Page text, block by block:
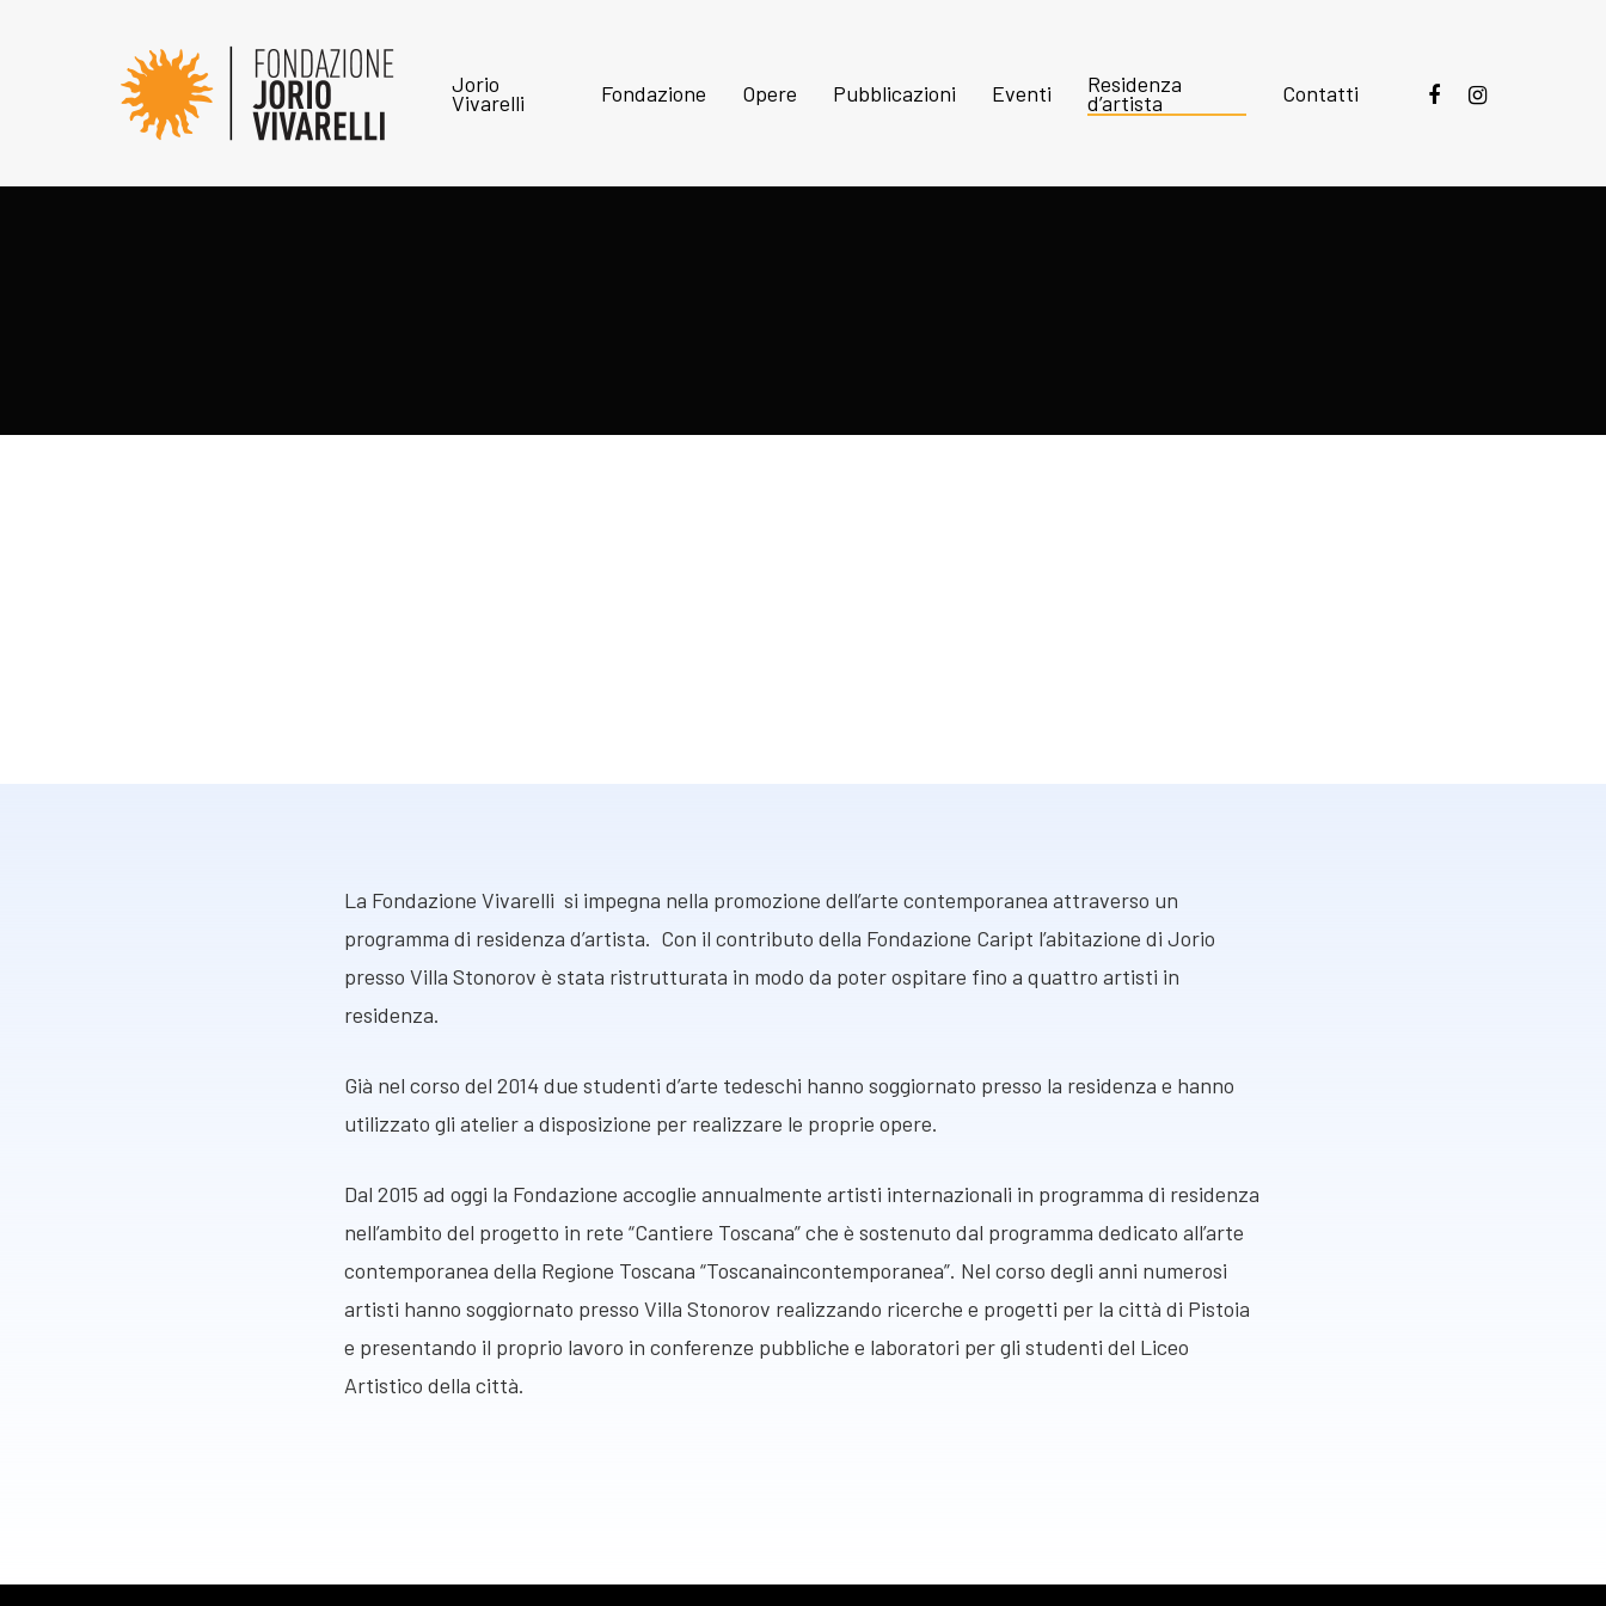
Jorio
Vivarelli Fondazione Opere Pubblicazioni Eventi Residenza
d’artista Contatti
La Fondazione Vivarelli si impegna nella promozione dell’arte contemporanea attraverso un
programma di residenza d’artista. Con il contributo della Fondazione Caript l’abitazione di Jorio
presso Villa Stonorov è stata ristrutturata in modo da poter ospitare fino a quattro artisti in
residenza.
Già nel corso del 2014 due studenti d’arte tedeschi hanno soggiornato presso la residenza e hanno
utilizzato gli atelier a disposizione per realizzare le proprie opere.
Dal 2015 ad oggi la Fondazione accoglie annualmente artisti internazionali in programma di residenza
nell’ambito del progetto in rete “Cantiere Toscana” che è sostenuto dal programma dedicato all’arte
contemporanea della Regione Toscana “Toscanaincontemporanea”. Nel corso degli anni numerosi
artisti hanno soggiornato presso Villa Stonorov realizzando ricerche e progetti per la città di Pistoia
e presentando il proprio lavoro in conferenze pubbliche e laboratori per gli studenti del Liceo
Artistico della città.